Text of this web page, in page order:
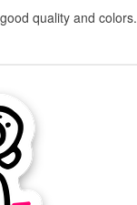
quality and colors.